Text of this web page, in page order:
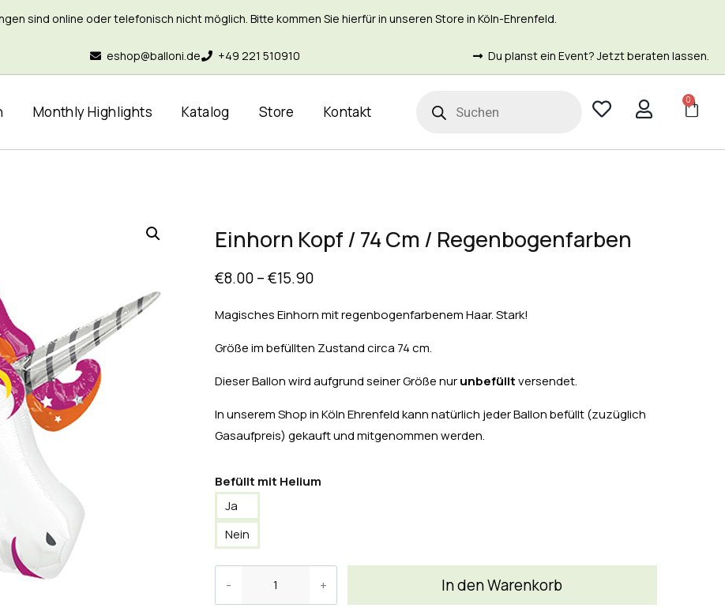
sind online oder telefonisch nicht möglich. Bitte kommen Sie hierfür in unseren Store in Köln-Ehrenfeld.
eshop@balloni.de +49 221 510910 Du planst ein Event? Jetzt beraten lassen.
Monthly Highlights Katalog Store Kontakt
0
Einhorn Kopf / 74 Cm / Regenbogenfarben
€8.00–€15.90
Magisches Einhorn mit regenbogenfarbenem Haar. Stark!
Größe im befüllten Zustand circa 74 cm.
Dieser Ballon wird aufgrund seiner Größe nurunbefülltversendet.
In unserem Shop in Köln Ehrenfeld kann natürlich jeder Ballon befüllt (zuzüglich
Gasaufpreis) gekauft und mitgenommen werden.
Befüllt mit Helium
Ja
Nein
In den Warenkorb